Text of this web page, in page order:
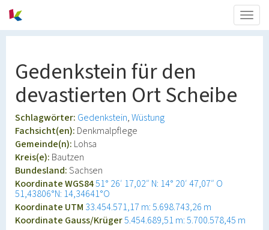
Gedenkstein für den
devastierten Ort Scheibe
Schlagwörter: Gedenkstein Wüstung
Fachsicht(en): Denkmalpflege
Gemeinde(n): Lohsa
Kreis(e): Bautzen
Bundesland:Sachsen
Koordinate WGS8451° 26′ 17,02″ N: 14° 20′ 47,07″ O
51,43806°N: 14,34641°O
Koordinate UTM 33.454.571,17 m: 5.698.743,26 m
Koordinate Gauss/Krüger5.454.689,51 m: 5.700.578,45 m